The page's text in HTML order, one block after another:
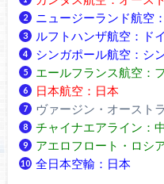
ニュージーランド航空
ルフトハンザ航空：ド
シンガポール航空：シ
エールフランス航空：
日本航空：日本
ヴァージン・オースト
チャイナエアライン：
アエロフロート・ロシ
全日本空輸：日本